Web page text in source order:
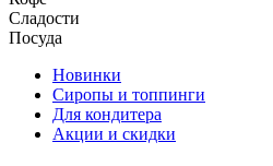
Сладости
Посуда
Новинки
Сиропы и топпинги
Для кондитера
Акции и скидки